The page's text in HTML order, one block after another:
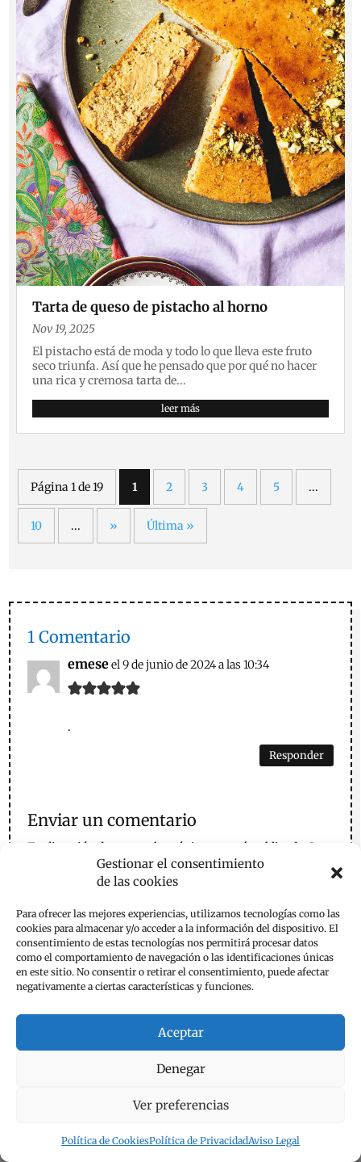
Gestionar el consentimiento
de las cookies
Para ofrecer las mejores experiencias, utilizamos tecnologías como las
cookies para almacenar y/o acceder a la información del dispositivo. El
consentimiento de estas tecnologías nos permitirá procesar datos
como el comportamiento de navegación o las identificaciones únicas
en este sitio. No consentir o retirar el consentimiento, puede afectar
negativamente a ciertas características y funciones.
Aceptar
Denegar
Ver preferencias
Política de CookiesPolítica de PrivacidadAviso Legal
Tarta de queso de pistacho al horno
Nov 19, 2025
El pistacho está de moda y todo lo que lleva este fruto
seco triunfa. Así que he pensado que por qué no hacer
una rica y cremosa tarta de...
leer más
Página 1 de 19 1 2 3 4 5 ...
10 ... » Última »
1 Comentario
emeseel 9 de junio de 2024 a las 10:34
.
Responder
Enviar un comentario
Tu dirección de correo electrónico no será publicada.
Los
campos obligatorios están marcados con*